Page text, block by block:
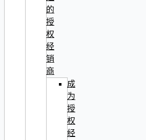
的
授
权
经
销
商
成
为
授
权
经